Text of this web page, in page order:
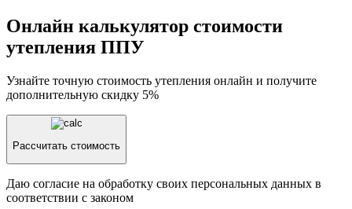
Онлайн калькулятор стоимости
утепления ППУ
Узнайте точную стоимость утепления онлайн и получите
дополнительную скидку 5%
Рассчитать стоимость
Даю согласие на обработку своих персональных данных в
соответствии с законом